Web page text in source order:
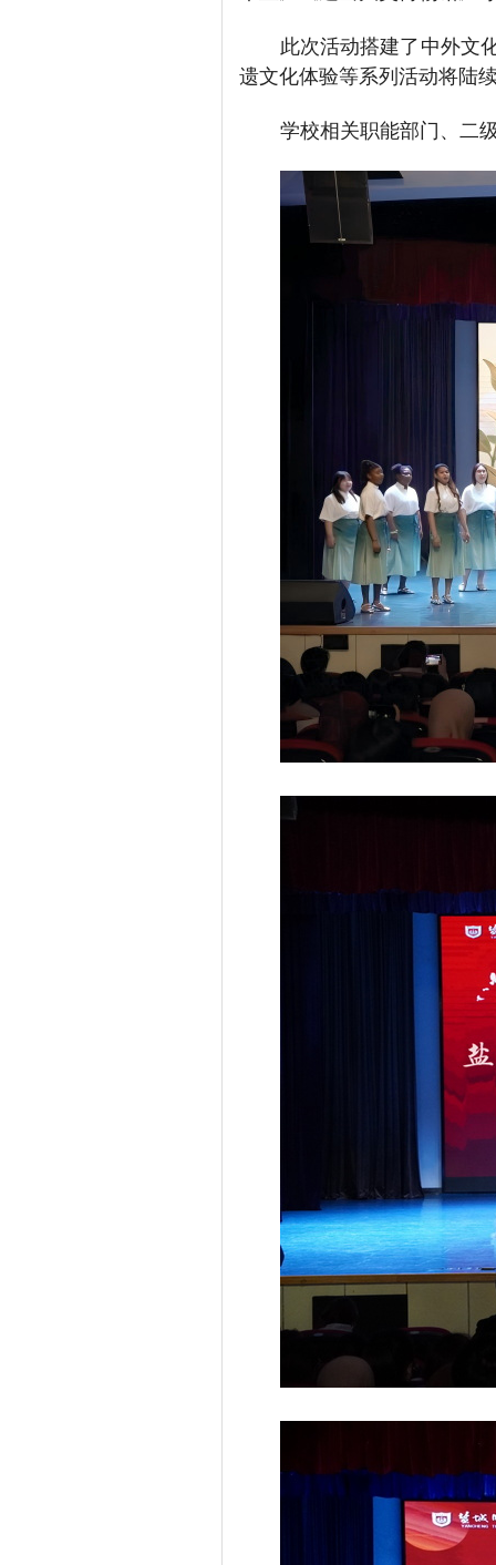
此次活动搭建了中外文
遗文化体验等系列活动将陆
学校相关职能部门、二